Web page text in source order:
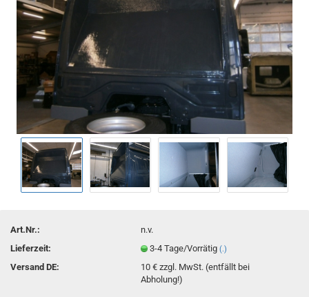
Art.Nr.:
n.v.
Lieferzeit:
3-4 Tage/Vorrätig(.)
Versand DE:
10 € zzgl. MwSt. (entfällt bei
Abholung!)